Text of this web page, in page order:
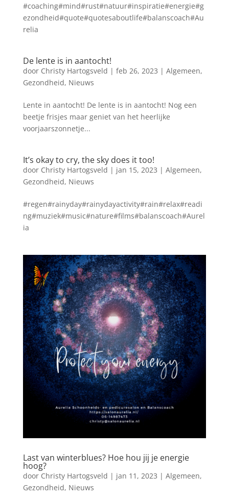
#coaching#mind#rust#natuur#inspiratie#energie#g
ezondheid#quote#quotesaboutlife#balanscoach#Au
relia
De lente is in aantocht!
door Christy Hartogsveld | feb 26, 2023 | Algemeen,
Gezondheid, Nieuws
Lente in aantocht! De lente is in aantocht! Nog een
beetje frisjes maar geniet van het heerlijke
voorjaarszonnetje...
It’s okay to cry, the sky does it too!
door Christy Hartogsveld | jan 15, 2023 | Algemeen,
Gezondheid, Nieuws
#regen#rainyday#rainydayactivity#rain#relax#readi
ng#muziek#music#nature#films#balanscoach#Aurel
ia
Last van winterblues? Hoe hou jij je energie
hoog?
door Christy Hartogsveld | jan 11, 2023 | Algemeen,
Gezondheid, Nieuws